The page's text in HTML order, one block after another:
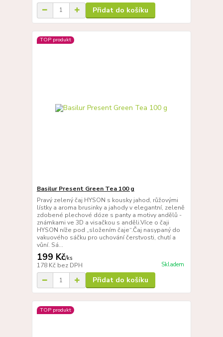
Přidat do košíku
TOP produkt
Basilur Present Green Tea 100 g
Pravý zelený čaj HYSON s kousky jahod, růžovými
lístky a aroma brusinky a jahody v elegantní, zeleně
zdobené plechové dóze s panty a motivy andělů -
známkami ve 3D a visačkou s anděli.Více o čaji
HYSON níže pod „složením čaje“.Čaj nasypaný do
vakuového sáčku pro uchování čerstvosti, chutí a
vůní. Sá...
199 Kč/ks
178 Kč bez DPH Skladem
Přidat do košíku
TOP produkt